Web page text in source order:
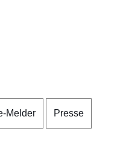
Melder Presse